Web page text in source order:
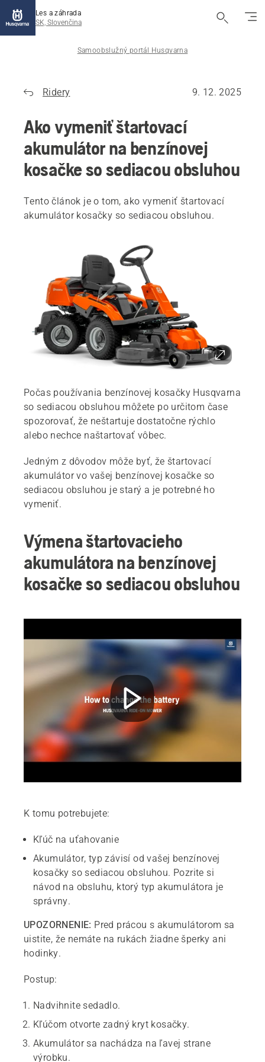
Les a záhrada
SK, Slovenčina
Samoobslužný portál Husqvarna
Ridery 9. 12. 2025
Ako vymeniť štartovací
akumulátor na benzínovej
kosačke so sediacou obsluhou
Tento článok je o tom, ako vymeniť štartovací
akumulátor kosačky so sediacou obsluhou.
Počas používania benzínovej kosačky Husqvarna
so sediacou obsluhou môžete po určitom čase
spozorovať, že neštartuje dostatočne rýchlo
alebo nechce naštartovať vôbec.
Jedným z dôvodov môže byť, že štartovací
akumulátor vo vašej benzínovej kosačke so
sediacou obsluhou je starý a je potrebné ho
vymeniť.
Výmena štartovacieho
akumulátora na benzínovej
kosačke so sediacou obsluhou
K tomu potrebujete:
Kľúč na uťahovanie
Akumulátor, typ závisí od vašej benzínovej
kosačky so sediacou obsluhou. Pozrite si
návod na obsluhu, ktorý typ akumulátora je
správny.
UPOZORNENIE: Pred prácou s akumulátorom sa
uistite, že nemáte na rukách žiadne šperky ani
hodinky.
Postup:
Nadvihnite sedadlo.
Kľúčom otvorte zadný kryt kosačky.
Akumulátor sa nachádza na ľavej strane
výrobku.